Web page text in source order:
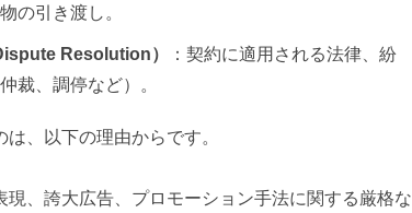
の引き渡し。
Resolution）
：契約に適用される法律、紛
裁、調停など）。
、以下の理由からです。
現、誇大広告、プロモーション手法に関する厳格な